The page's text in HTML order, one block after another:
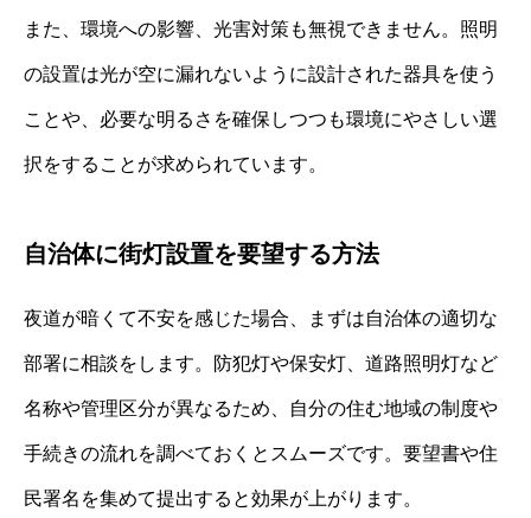
また、環境への影響、光害対策も無視できません。照明
の設置は光が空に漏れないように設計された器具を使う
ことや、必要な明るさを確保しつつも環境にやさしい選
択をすることが求められています。
自治体に街灯設置を要望する方法
夜道が暗くて不安を感じた場合、まずは自治体の適切な
部署に相談をします。防犯灯や保安灯、道路照明灯など
名称や管理区分が異なるため、自分の住む地域の制度や
手続きの流れを調べておくとスムーズです。要望書や住
民署名を集めて提出すると効果が上がります。